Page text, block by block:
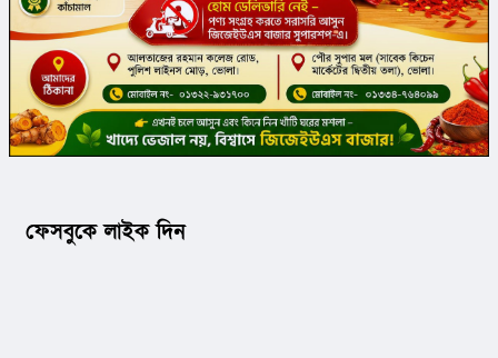
ফেসবুকে লাইক দিন